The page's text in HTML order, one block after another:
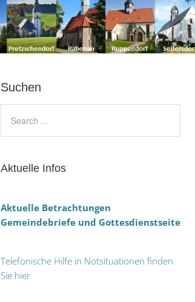
Suchen
Aktuelle Infos
Aktuelle Betrachtungen
Gemeindebriefe und Gottesdienstseite
Telefonische Hilfe in Notsituationen finden
Sie hier